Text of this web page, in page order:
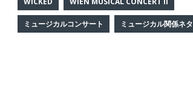
ミュージカルコンサート ミュージカル関係ネタ